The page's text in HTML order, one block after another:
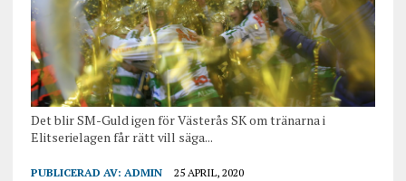
Det blir SM-Guld igen för Västerås SK om tränarna i
Elitserielagen får rätt vill säga...
PUBLICERAD AV: ADMIN 25 APRIL, 2020